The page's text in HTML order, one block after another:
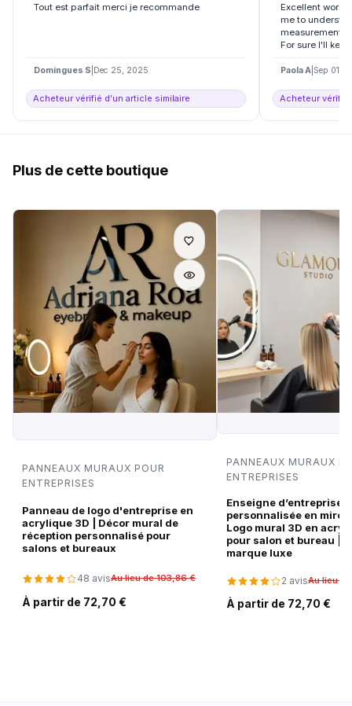
Tout est parfait merci je recommande
Domingues S Dec 25, 2025
Acheteur vérifié d’un article similaire
Excellent work,
me to
measurement
For sure I'll
Paola A Sep 01,
Acheteur vérifié
Plus de cette boutique
PANNEAUX MURAUX POUR
ENTREPRISES
Panneau de logo d'entreprise en
acrylique 3D | Décor mural de
réception personnalisé pour
salons et bureaux
48 avisAu lieu de 103,86 €
À partir de 72,70 €
PANNEAUX MURAUX
ENTREPRISES
Enseigne d’entreprise
personnalisée en
Logo mural 3D en
pour salon et bureau |
marque luxe
2 avisAu lieu
À partir de 72,70 €